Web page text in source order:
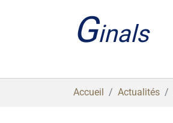
Ginals
Accueil Actualités